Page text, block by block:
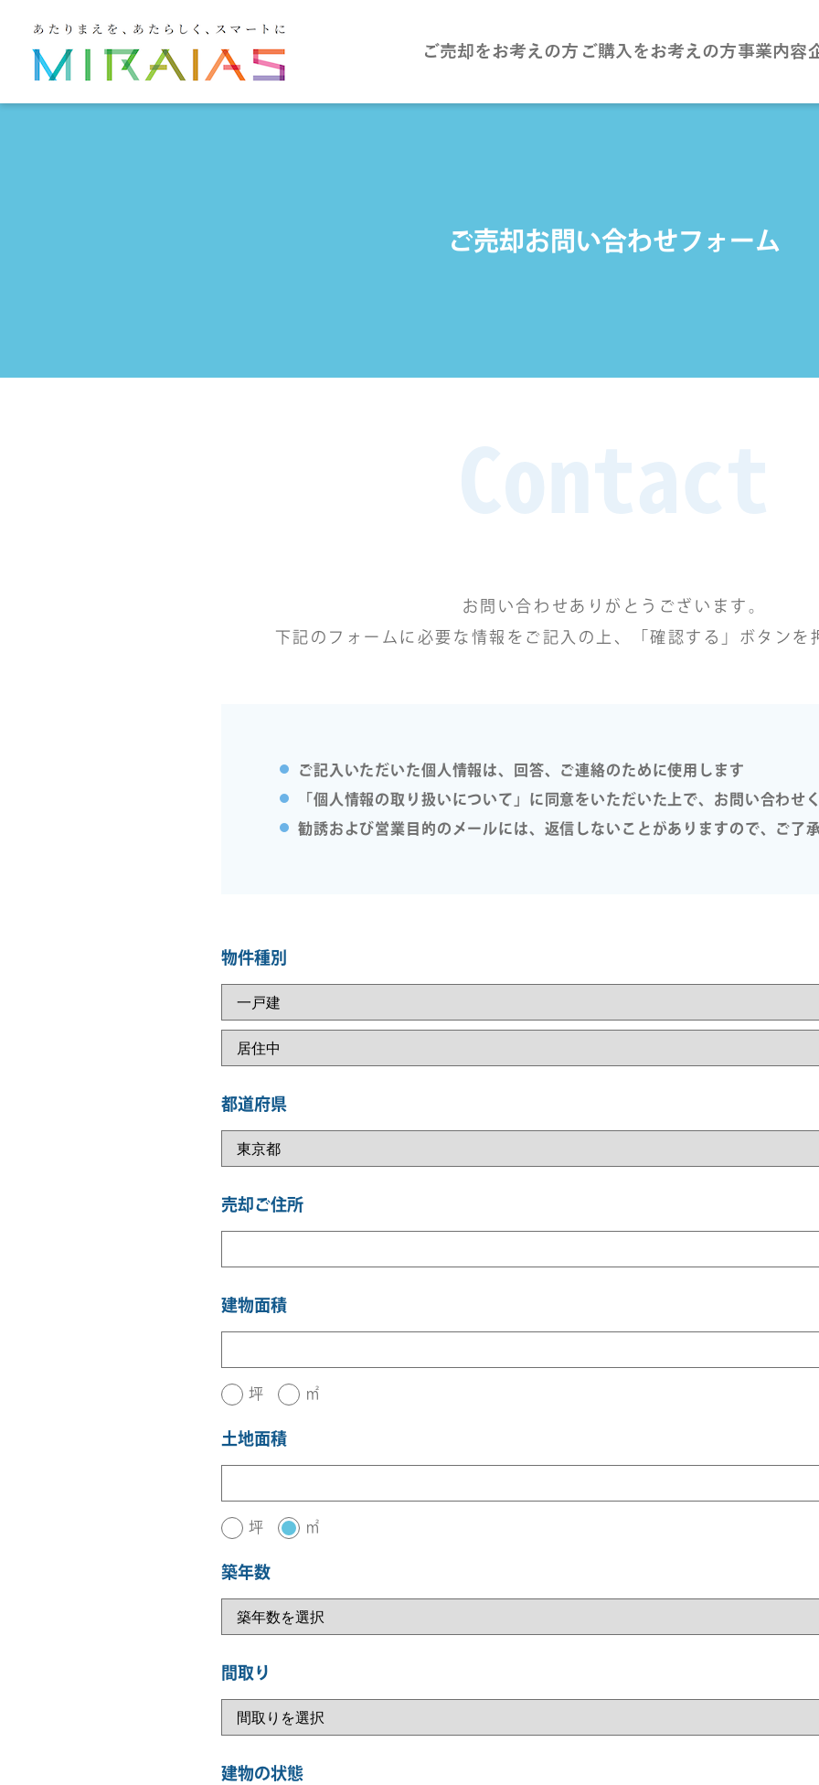
ご売却をお考えの方 ご購入をお考えの方事業内容
ご売却お問い合わせフォーム
お問い合わせありがとうございます。
下記のフォームに必要な情報をご記入の上、「確認する」ボタンを
ご記入いただいた個人情報は、回答、ご連絡のために使用します
「個人情報の取り扱いについて」に同意をいただいた上で、お問い合わせ
勧誘および営業目的のメールには、返信しないことがありますので、ご了
物件種別
都道府県
売却ご住所
建物面積
坪 ㎡
土地面積
坪 ㎡
築年数
間取り
建物の状態